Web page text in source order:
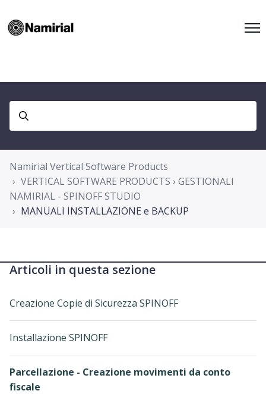
Namirial Vertical Software Products
VERTICAL SOFTWARE PRODUCTS › GESTIONALI
NAMIRIAL - SPINOFF STUDIO
MANUALI INSTALLAZIONE e BACKUP
Articoli in questa sezione
Creazione Copie di Sicurezza SPINOFF
Installazione SPINOFF
Parcellazione - Creazione movimenti da conto
fiscale